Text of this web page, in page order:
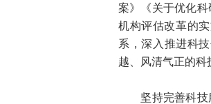
案》《关于优化
机构评估改革的
系，深入推进科
越、风清气正的科
坚持完善科技服